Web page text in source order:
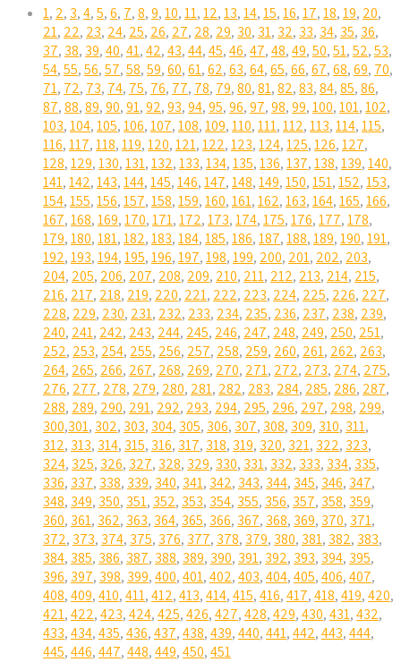
1, 2, 3,4,5,6, 7,8,9,10,11,12,13,14,15,16,17,18,19, 20,
21, 22, 23, 24, 25, 26, 27, 28, 29, 30, 31, 32, 33, 34, 35, 36,
37, 38, 39,40,41,42,43,44,45,46,47,48,49,50,51,52,53,
54,55,56,57,58,59,60,61,62,63,64,65,66,67,68,69, 70,
71, 72, 73, 74, 75, 76, 77, 78, 79,80,81,82,83,84,85,86,
87,88,89,90,91,92,93,94,95,96,97,98,99,100,101,102,
103,104,105,106,107,108,109,110,111,112,113,114,115,
116,117,118,119,120,121,122,123,124,125,126,127,
128,129,130,131,132,133,134,135,136,137,138,139,140,
141,142,143,144,145,146,147,148,149,150,151,152,153,
154,155,156,157,158,159,160,161,162,163,164,165,166,
167,168,169,170,171,172,173,174,175,176,177,178,
179,180,181,182,183,184,185,186,187,188,189,190,191,
192,193,194,195,196,197,198,199, 200, 201, 202, 203,
204, 205, 206, 207, 208, 209, 210, 211, 212, 213, 214, 215,
216, 217, 218, 219, 220, 221, 222, 223, 224, 225, 226, 227,
228, 229, 230, 231, 232, 233, 234, 235, 236, 237, 238, 239,
240, 241, 242, 243, 244, 245, 246, 247, 248, 249, 250, 251,
252, 253, 254, 255, 256, 257, 258, 259, 260, 261, 262, 263,
264, 265, 266, 267, 268, 269, 270, 271, 272, 273, 274, 275,
276, 277, 278, 279, 280, 281, 282, 283, 284, 285, 286, 287,
288, 289, 290, 291, 292, 293, 294, 295, 296, 297, 298, 299,
300,301, 302, 303, 304, 305, 306, 307, 308, 309, 310, 311,
312, 313, 314, 315, 316, 317, 318, 319, 320, 321, 322, 323,
324, 325, 326, 327, 328, 329, 330, 331, 332, 333, 334, 335,
336, 337, 338, 339, 340, 341, 342, 343, 344, 345, 346, 347,
348, 349, 350, 351, 352, 353, 354, 355, 356, 357, 358, 359,
360, 361, 362, 363, 364, 365, 366, 367, 368, 369, 370, 371,
372, 373, 374, 375, 376, 377, 378, 379, 380, 381, 382, 383,
384, 385, 386, 387, 388, 389, 390, 391, 392, 393, 394, 395,
396, 397, 398, 399,400,401,402,403,404,405,406,407,
408,409,410,411,412,413,414,415,416,417,418,419,420,
421,422,423,424,425,426,427,428,429,430,431,432,
433,434,435,436,437,438,439,440,441,442,443,444,
445,446,447,448,449,450,451